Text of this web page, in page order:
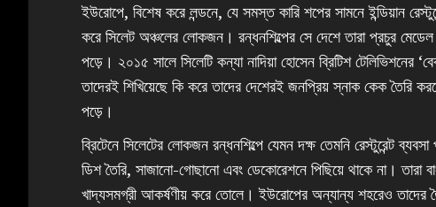
ইউরোপে, বিশেষ করে লন্ডনে, যে সমস্ত কারি শপের সামনে ইন্ডিয়ান
করে সিলেট অঞ্চলের লোকজন। রন্ধনশিল্পের সে দেশে তারা প্রচুর
পড়ে। ২০১৫ সালে সিলেটি কন্যা নাদিয়া হোসেন ব্রিটিশ টেলিভিশনের
তাদেরই শিখিয়েছে কি করে তাদের দেশেরই জনপ্রিয় স্নাক কেক তৈরি
পড়ে।
ব্রিটেনে সিলেটের লোকজন রন্ধনশিল্পে যেমন দক্ষ তেমনি রেস্টুরেন্ট
ডিশ তৈরি, সাজানো-গোছানো এবং ডেকোরেশনে পিছিয়ে থাকে না। তারা
খাদ্যসমগ্রী আকর্ষণীয় করে তোলে। ইউরোপের অন্যান্য শহরেও তাদের